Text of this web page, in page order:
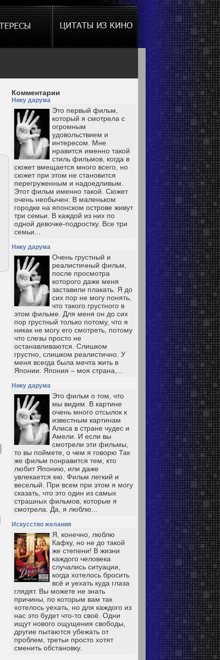
Комментарии
Нику дарума
Это первый фильм,
который я смотрела с
огромным
удовольствием и
интересом. Мне
нравится именно такой
стиль фильмов, когда в
сюжет вмещается много всего, но
сюжет при этом не становится
перегруженным и надоедливым.
Этот фильм именно такой. Сюжет
очень необычен: В маленьком
городке на японском острове живут
три семьи. В каждой из них по
одной девочке-подростку. Все три
семьи...
Нику дарума
Очень грустный и
реалистичный фильм,
после просмотра
которого даже меня
заставили плакать. Я до
сих пор не могу понять,
что такого грустного в
этом фильме. Для меня он до сих
пор грустный только потому, что я
никак не могу его смотреть, потому
что слезы просто не
останавливаются. Слишком
грустно, слишком реалистично. У
меня всегда была мечта жить в
Японии. Япония – моя страна,...
Нику дарума
Это фильм о том, что
мы видим. В картине
очень много отсылок к
известным картинам
Алиса в стране чудес и
Амели. И если вы
смотрели эти фильмы,
то вы поймете, о чем я говорю Так
же фильм понравится тем, кто
любит Японию, или даже
увлекается ею. Фильм легкий и
веселый. При всем при этом я могу
сказать, что это один из самых
страшных фильмов, которые я
смотрела. Да, я люблю...
Искусство желания
Я, конечно, люблю
Кафку, но не до такой
же степени! В жизни
каждого человека
случались ситуации,
когда хотелось бросить
всё и уехать куда глаза
глядят. Вы можете не знать
причины, по которым вам так
хотелось уехать, но для каждого из
нас это будет что-то своё. Одни
ищут нового ощущения свободы,
другие пытаются убежать от
проблем, третьи просто хотят
сменить обстановку.